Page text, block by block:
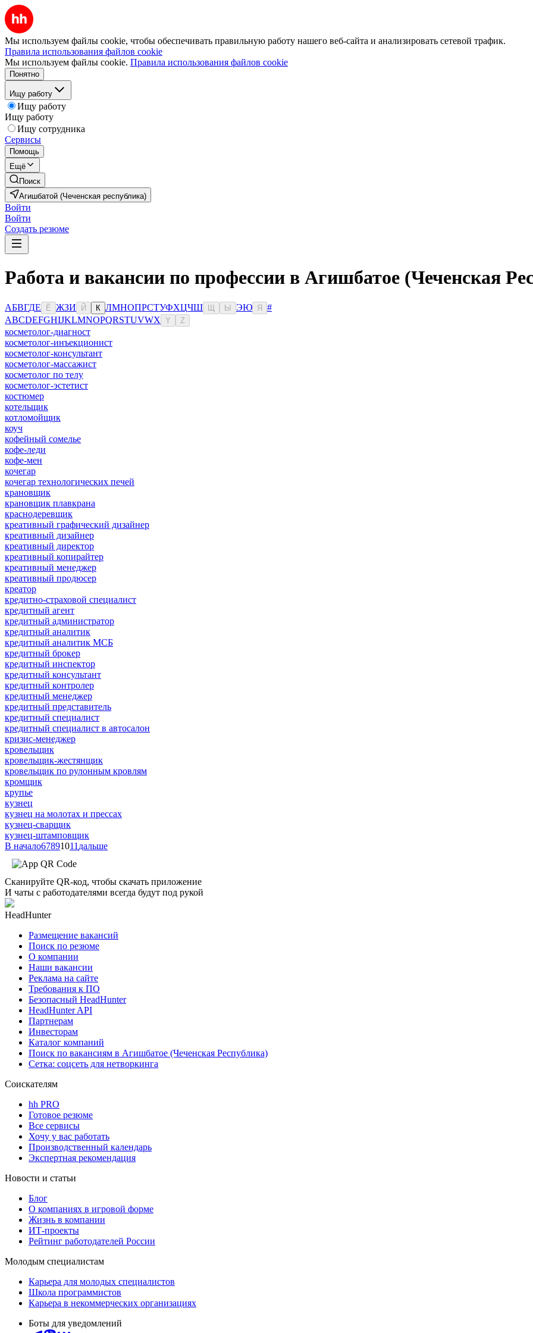
Мы используем файлы cookie, чтобы обеспечивать правильную работу нашего веб-сайта и анализировать сетевой трафик.
Правила использования файлов cookie
Мы используем файлы cookie. Правила использования файлов cookie
Понятно
Ищу работу
Ищу работу
Ищу работу
Ищу сотрудника
Сервисы
Помощь
Ещё
Поиск
Агишбатой (Чеченская республика)
Войти
Войти
Создать резюме
Работа и вакансии по профессии в Агишбатое (Чеченская
АБВГДЕ Ё ЖЗИ Й К ЛМНОПРСТУФХЦЧШ Ы ЭЮ Я
#
ABCDEFGHIJKLMNOPQRSTUVWX Y Z
косметолог-диагност
косметолог-инъекционист
косметолог-консультант
косметолог-массажист
косметолог по телу
косметолог-эстетист
костюмер
котельщик
котломойщик
коуч
кофейный сомелье
кофе-леди
кофе-мен
кочегар
кочегар технологических печей
крановщик
крановщик плавкрана
краснодеревщик
креативный графический дизайнер
креативный дизайнер
креативный директор
креативный копирайтер
креативный менеджер
креативный продюсер
креатор
кредитно-страховой специалист
кредитный агент
кредитный администратор
кредитный аналитик
кредитный аналитик МСБ
кредитный брокер
кредитный инспектор
кредитный консультант
кредитный контролер
кредитный менеджер
кредитный представитель
кредитный специалист
кредитный специалист в автосалон
кризис-менеджер
кровельщик
кровельщик-жестянщик
кровельщик по рулонным кровлям
кромщик
крупье
кузнец
кузнец на молотах и прессах
кузнец-сварщик
кузнец-штамповщик
В начало67891011 дальше
Сканируйте QR-код, чтобы скачать приложение
И чаты с работодателями всегда будут под рукой
HeadHunter
Размещение вакансий
Поиск по резюме
О компании
Наши вакансии
Реклама на сайте
Требования к ПО
Безопасный HeadHunter
HeadHunter API
Партнерам
Инвесторам
Каталог компаний
Поиск по вакансиям в Агишбатое (Чеченская Республика)
Сетка: соцсеть для нетворкинга
Соискателям
hh PRO
Готовое резюме
Все сервисы
Хочу у вас работать
Производственный календарь
Экспертная рекомендация
Новости и статьи
Блог
О компаниях в игровой форме
Жизнь в компании
ИТ-проекты
Рейтинг работодателей России
Молодым специалистам
Карьера для молодых специалистов
Школа программистов
Карьера в некоммерческих организациях
Боты для уведомлений